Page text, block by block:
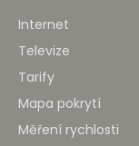
Internet
Televize
Tarify
Mapa pokrytí
Měření rychlosti